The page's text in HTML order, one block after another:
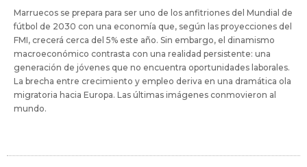
Marruecos se prepara para ser uno de los anfitriones del Mundial de
fútbol de 2030 con una economía que, según las proyecciones del
FMI, crecerá cerca del 5% este año. Sin embargo, el dinamismo
macroeconómico contrasta con una realidad persistente: una
generación de jóvenes que no encuentra oportunidades laborales.
La brecha entre crecimiento y empleo deriva en una dramática ola
migratoria hacia Europa. Las últimas imágenes conmovieron al
mundo.